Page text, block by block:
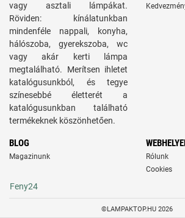
vagy asztali lámpákat.
Röviden: kínálatunkban
mindenféle nappali, konyha,
hálószoba, gyerekszoba, wc
vagy akár kerti lámpa
megtalálható. Merítsen ihletet
katalógusunkból, és tegye
színesebbé életterét a
katalógusunkban található
termékeknek köszönhetően.
BLOG
Magazinunk
Rólunk
Cookies
Feny24
©LAMPAKTOP.HU 2026